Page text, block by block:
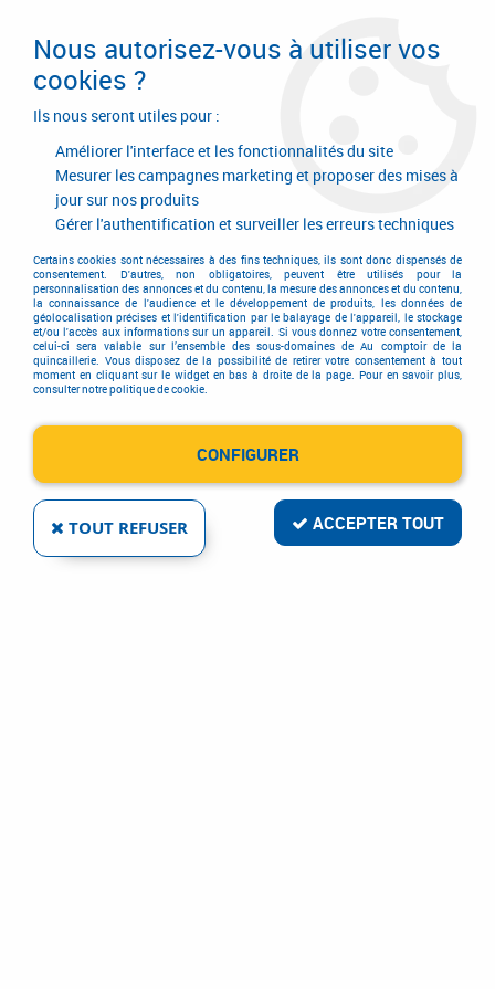
95€ d'achat sur le site* Paiement en 4x
avec Paypal
Accueil>Equipements d'atelier et de chantier
Air comprimé
Découvrez notre large choix d'équipements et outils pour
atelier et chantier. Nous vous proposons ici toute une gamme
d'appareils à air comprimé. Retrouvez ainsi notre sélection de
compresseurs d'air de même que tout notre outillage à air
comprimé : affleureuse pneumatique, burineur, meuleuse,
perceuse, ponceuse et visseuse.
A compléter avec nos accessoires : tuyaux, enrouleurs à air et
raccords rapides.
Nous autorisez-vous à utiliser vos
cookies ?
Ils nous seront utiles pour :
Améliorer l'interface et les fonctionnalités du site
Mesurer les campagnes marketing et proposer des mises à
jour sur nos produits
Gérer l'authentification et surveiller les erreurs techniques
Certains cookies sont nécessaires à des fins techniques, ils sont donc dispensés de
consentement. D'autres, non obligatoires, peuvent être utilisés pour la
personnalisation des annonces et du contenu, la mesure des annonces et du contenu,
la connaissance de l'audience et le développement de produits, les données de
géolocalisation précises et l'identification par le balayage de l'appareil, le stockage
et/ou l'accès aux informations sur un appareil. Si vous donnez votre consentement,
celui-ci sera valable sur l’ensemble des sous-domaines de Au comptoir de la
quincaillerie. Vous disposez de la possibilité de retirer votre consentement à tout
moment en cliquant sur le widget en bas à droite de la page. Pour en savoir plus,
consulter notre politique de cookie.
CONFIGURER
TOUT REFUSER ACCEPTER TOUT